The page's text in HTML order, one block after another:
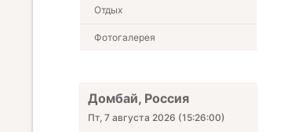
Отдых
Фотогалерея
Домбай, Россия
Пт, 7 августа 2026 (15:26:01)